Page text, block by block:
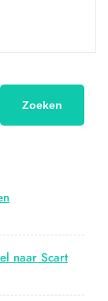
Zoeken
naar Scart